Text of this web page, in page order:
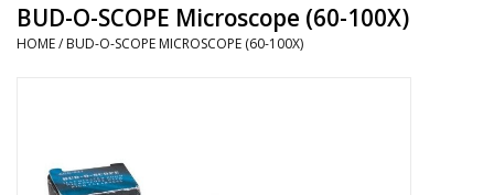
Smartshop
SEEDSHOP
BUD-O-SCOPE Microscope (60-100X)
HOME/ BUD-O-SCOPE MICROSCOPE (60-100X)